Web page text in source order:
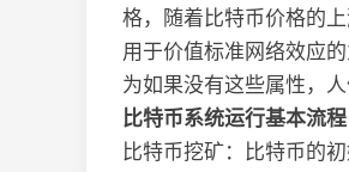
格，随着比特币价格的
用于价值标准网络效应
为如果没有这些属性，
比特币系统运行基本流程
比特币挖矿：比特币的